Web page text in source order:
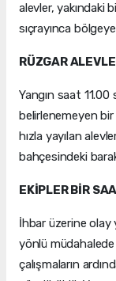
alevler, yakındaki
sıçrayınca
RÜZGAR
Yangın saat 11.00
belirlenemeyen
hızla yayılan
bahçesindeki
EKİPLER BİR
İhbar üzerine olay
yönlü müdahalede
çalışmaların